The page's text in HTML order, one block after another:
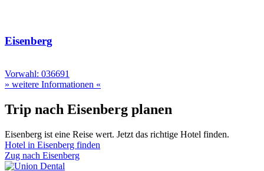
Eisenberg
Vorwahl: 036691
» weitere Informationen «
Trip nach Eisenberg planen
Eisenberg ist eine Reise wert. Jetzt das richtige Hotel finden.
Hotel in Eisenberg finden
Zug nach Eisenberg